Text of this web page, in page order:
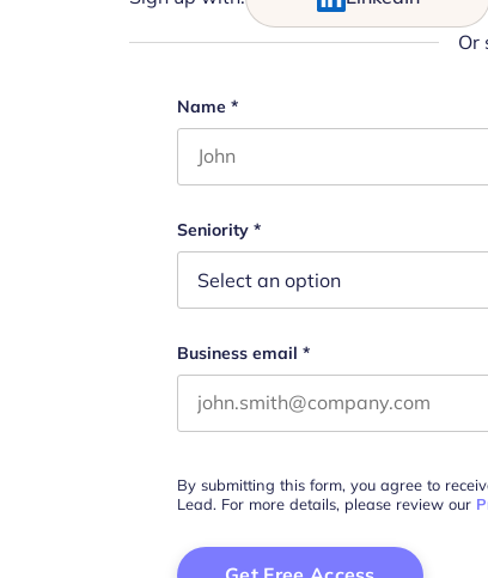
Or
Phone
Name *
Seniority *
Business email *
By submitting this form, you agree to
Lead. For more details, please review our